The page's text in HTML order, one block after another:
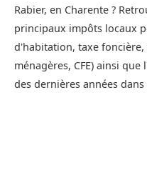
Rabier, en Charente ?
principaux impôts locaux
d'habitation, taxe
ménagères, CFE) ainsi
des dernières années